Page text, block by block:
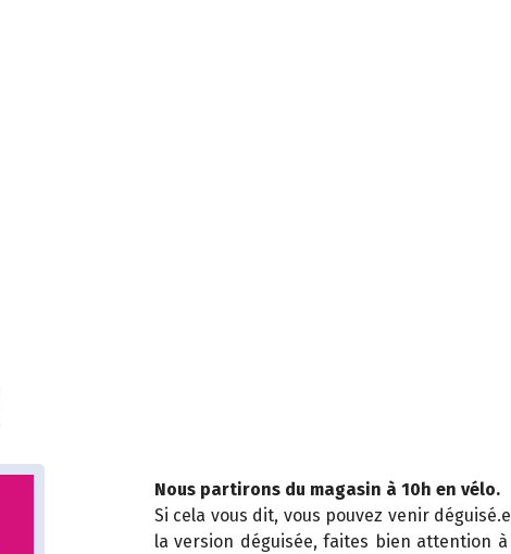
Nous partirons du magasin à 10h en vélo.
Si cela vous dit, vous pouvez venir
la version déguisée, faites bien attention